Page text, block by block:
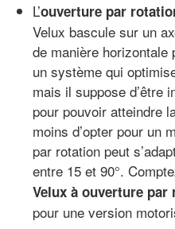
L’ouverture par
Velux bascule sur un
de manière horizontale
un système qui
mais il suppose d’être
pour pouvoir atteindre
moins d’opter pour un
par rotation peut
entre 15 et 90°.
Velux à ouverture par
pour une version